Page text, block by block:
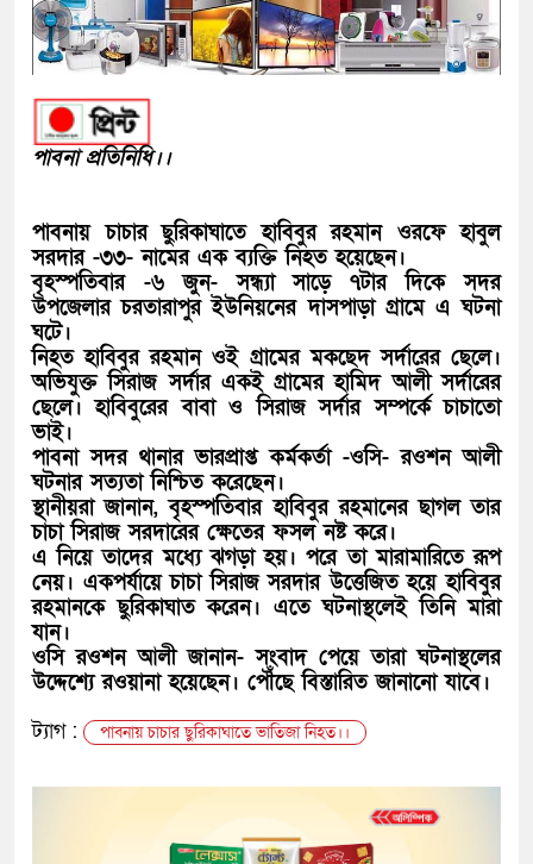
পাবনা প্রতিনিধি।।
পাবনায় চাচার ছুরিকাঘাতে হাবিবুর রহমান ওরফে হাবুল
সরদার -৩৩- নামের এক ব্যক্তি নিহত হয়েছেন।
বৃহস্পতিবার -৬ জুন- সন্ধ্যা সাড়ে ৭টার দিকে সদর
উপজেলার চরতারাপুর ইউনিয়নের দাসপাড়া গ্রামে এ ঘটনা
ঘটে।
নিহত হাবিবুর রহমান ওই গ্রামের মকছেদ সর্দারের ছেলে।
অভিযুক্ত সিরাজ সর্দার একই গ্রামের হামিদ আলী সর্দারের
ছেলে। হাবিবুরের বাবা ও সিরাজ সর্দার সম্পর্কে চাচাতো
ভাই।
পাবনা সদর থানার ভারপ্রাপ্ত কর্মকর্তা -ওসি- রওশন আলী
ঘটনার সত্যতা নিশ্চিত করেছেন।
স্থানীয়রা জানান, বৃহস্পতিবার হাবিবুর রহমানের ছাগল তার
চাচা সিরাজ সরদারের ক্ষেতের ফসল নষ্ট করে।
এ নিয়ে তাদের মধ্যে ঝগড়া হয়। পরে তা মারামারিতে রূপ
নেয়। একপর্যায়ে চাচা সিরাজ সরদার উত্তেজিত হয়ে হাবিবুর
রহমানকে ছুরিকাঘাত করেন। এতে ঘটনাস্থলেই তিনি মারা
যান।
ওসি রওশন আলী জানান- সংবাদ পেয়ে তারা ঘটনাস্থলের
উদ্দেশ্যে রওয়ানা হয়েছেন। পৌঁছে বিস্তারিত জানানো যাবে।
ট্যাগ :
পাবনায় চাচার ছুরিকাঘাতে ভাতিজা নিহত।।